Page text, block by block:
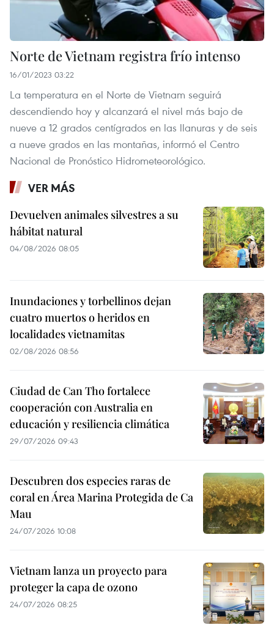
Norte de Vietnam registra frío intenso
16/01/2023 03:22
La temperatura en el Norte de Vietnam seguirá
descendiendo hoy y alcanzará el nivel más bajo de
nueve a 12 grados centígrados en las llanuras y de seis
a nueve grados en las montañas, informó el Centro
Nacional de Pronóstico Hidrometeorológico.
VER MÁS
Devuelven animales silvestres a su
hábitat natural
04/08/2026 08:05
Inundaciones y torbellinos dejan
cuatro muertos o heridos en
localidades vietnamitas
02/08/2026 08:56
Ciudad de Can Tho fortalece
cooperación con Australia en
educación y resiliencia climática
29/07/2026 09:43
Descubren dos especies raras de
coral en Área Marina Protegida de Ca
Mau
24/07/2026 10:08
Vietnam lanza un proyecto para
proteger la capa de ozono
24/07/2026 08:25